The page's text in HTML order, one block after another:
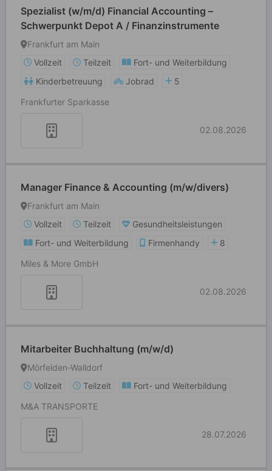
Spezialist (w/m/d) Financial Accounting –
Schwerpunkt Depot A / Finanzinstrumente
Frankfurt am Main
Vollzeit
Teilzeit
Fort- und Weiterbildung
Kinderbetreuung
Jobrad
5
Frankfurter Sparkasse
02.08.2026
Manager Finance & Accounting (m/w/divers)
Frankfurt am Main
Vollzeit
Teilzeit
Gesundheitsleistungen
Fort- und Weiterbildung
Firmenhandy
8
Miles & More GmbH
02.08.2026
Mitarbeiter Buchhaltung (m/w/d)
Mörfelden-Walldorf
Vollzeit
Teilzeit
Fort- und Weiterbildung
M&A TRANSPORTE
28.07.2026